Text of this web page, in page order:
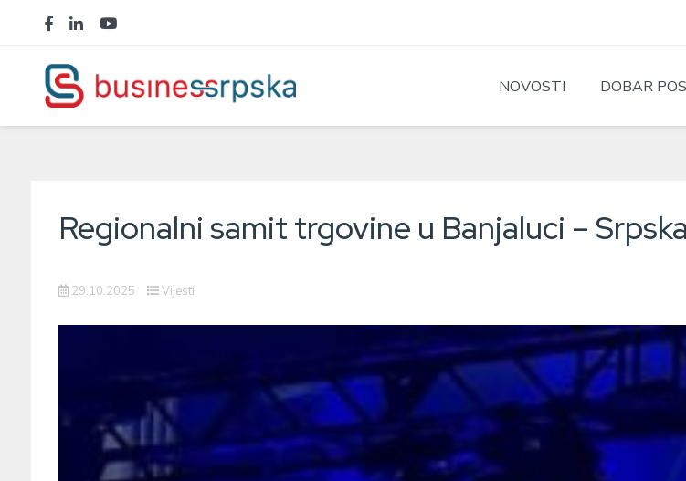
NOVOSTI DOBAR
Regionalni samit trgovine u Banjaluci –
29.10.2025 Vijesti